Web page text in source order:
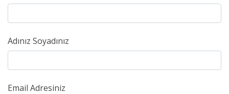
Adınız Soyadınız
Email Adresiniz